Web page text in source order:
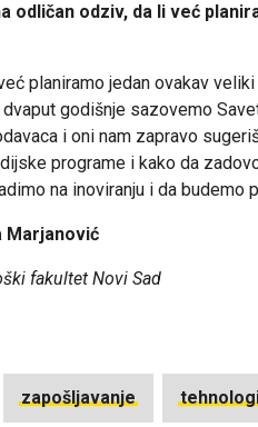
odličan odziv, da li već
planiramo jedan ovakav
godišnje sazovemo
i oni nam zapravo
programe i kako da
na inoviranju i da budemo
Marjanović
fakultet Novi Sad
zapošljavanje